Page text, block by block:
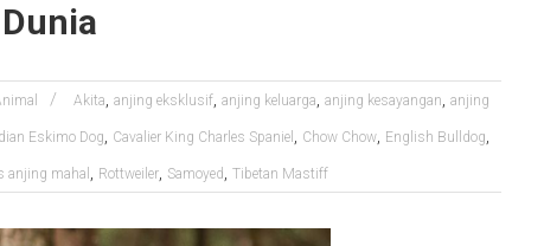
Akita, anjing eksklusif, anjing keluarga, anjing kesayangan, anjing
Eskimo Dog, Cavalier King Charles Spaniel , Chow Chow, English Bulldog,
anjing mahal , Rottweiler, Samoyed , Tibetan Mastiff